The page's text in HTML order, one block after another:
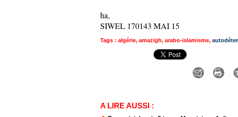
ha,
SIWEL 170143 MAI 15
Tags : algérie, amazigh, arabo-islamisme,
A LIRE AUSSI :